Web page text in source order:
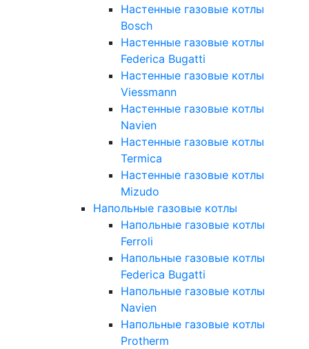
Настенные газовые котлы
Bosch
Настенные газовые котлы
Federica Bugatti
Настенные газовые котлы
Viessmann
Настенные газовые котлы
Navien
Настенные газовые котлы
Termica
Настенные газовые котлы
Mizudo
Напольные газовые котлы
Напольные газовые котлы
Ferroli
Напольные газовые котлы
Federica Bugatti
Напольные газовые котлы
Navien
Напольные газовые котлы
Protherm